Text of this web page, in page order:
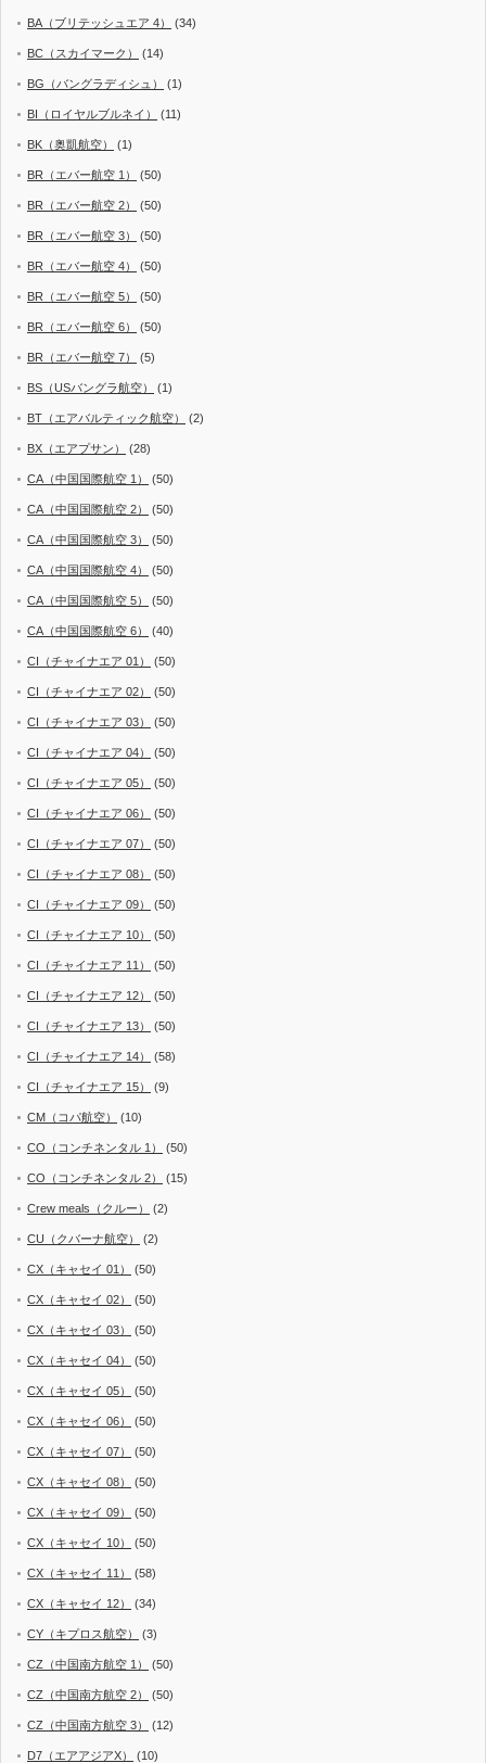
BA（ブリテッシュエア 4） (34)
BC（スカイマーク） (14)
BG（バングラディシュ） (1)
BI（ロイヤルブルネイ） (11)
BK（奥凱航空） (1)
BR（エバー航空 1） (50)
BR（エバー航空 2） (50)
BR（エバー航空 3） (50)
BR（エバー航空 4） (50)
BR（エバー航空 5） (50)
BR（エバー航空 6） (50)
BR（エバー航空 7） (5)
BS（USバングラ航空） (1)
BT（エアバルティック航空） (2)
BX（エアプサン） (28)
CA（中国国際航空 1） (50)
CA（中国国際航空 2） (50)
CA（中国国際航空 3） (50)
CA（中国国際航空 4） (50)
CA（中国国際航空 5） (50)
CA（中国国際航空 6） (40)
CI（チャイナエア 01） (50)
CI（チャイナエア 02） (50)
CI（チャイナエア 03） (50)
CI（チャイナエア 04） (50)
CI（チャイナエア 05） (50)
CI（チャイナエア 06） (50)
CI（チャイナエア 07） (50)
CI（チャイナエア 08） (50)
CI（チャイナエア 09） (50)
CI（チャイナエア 10） (50)
CI（チャイナエア 11） (50)
CI（チャイナエア 12） (50)
CI（チャイナエア 13） (50)
CI（チャイナエア 14） (58)
CI（チャイナエア 15） (9)
CM（コパ航空） (10)
CO（コンチネンタル 1） (50)
CO（コンチネンタル 2） (15)
Crew meals（クルー） (2)
CU（クバーナ航空） (2)
CX（キャセイ 01） (50)
CX（キャセイ 02） (50)
CX（キャセイ 03） (50)
CX（キャセイ 04） (50)
CX（キャセイ 05） (50)
CX（キャセイ 06） (50)
CX（キャセイ 07） (50)
CX（キャセイ 08） (50)
CX（キャセイ 09） (50)
CX（キャセイ 10） (50)
CX（キャセイ 11） (58)
CX（キャセイ 12） (34)
CY（キプロス航空） (3)
CZ（中国南方航空 1） (50)
CZ（中国南方航空 2） (50)
CZ（中国南方航空 3） (12)
D7（エアアジアX） (10)